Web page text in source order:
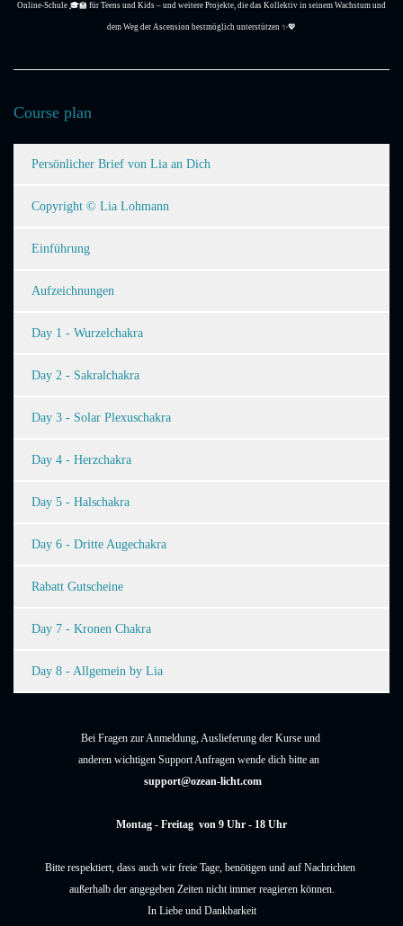
Online-Schule 🎓🏫 für Teens und Kids – und weitere Projekte, die das Kollektiv in seinem Wachstum und
dem Weg der Ascension bestmöglich unterstützen ✨💖
Course plan
Persönlicher Brief von Lia an Dich
Copyright © Lia Lohmann
Einführung
Aufzeichnungen
Day 1 - Wurzelchakra
Day 2 - Sakralchakra
Day 3 - Solar Plexuschakra
Day 4 - Herzchakra
Day 5 - Halschakra
Day 6 - Dritte Augechakra
Rabatt Gutscheine
Day 7 - Kronen Chakra
Day 8 - Allgemein by Lia
Bei Fragen zur Anmeldung, Auslieferung der Kurse und
anderen wichtigen Support Anfragen wende dich bitte an
support@ozean-licht.com
Montag - Freitag von 9 Uhr - 18 Uhr
Bitte respektiert, dass auch wir freie Tage, benötigen und auf Nachrichten
außerhalb der angegeben Zeiten nicht immer reagieren können.
In Liebe und Dankbarkeit